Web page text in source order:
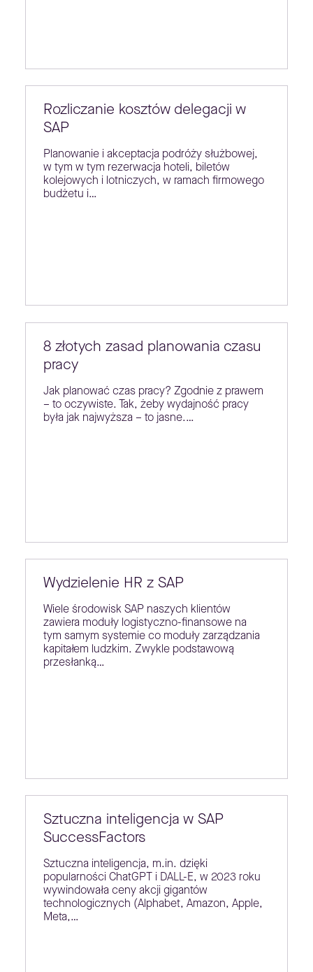
Rozliczanie kosztów delegacji w
SAP
Planowanie i akceptacja podróży służbowej,
w tym w tym rezerwacja hoteli, biletów
kolejowych i lotniczych, w ramach firmowego
budżetu i…
8 złotych zasad planowania czasu
pracy
Jak planować czas pracy? Zgodnie z prawem
– to oczywiste. Tak, żeby wydajność pracy
była jak najwyższa – to jasne.…
Wydzielenie HR z SAP
Wiele środowisk SAP naszych klientów
zawiera moduły logistyczno-finansowe na
tym samym systemie co moduły zarządzania
kapitałem ludzkim. Zwykle podstawową
przesłanką…
Sztuczna inteligencja w SAP
SuccessFactors
Sztuczna inteligencja, m.in. dzięki
popularności ChatGPT i DALL-E, w 2023 roku
wywindowała ceny akcji gigantów
technologicznych (Alphabet, Amazon, Apple,
Meta,…